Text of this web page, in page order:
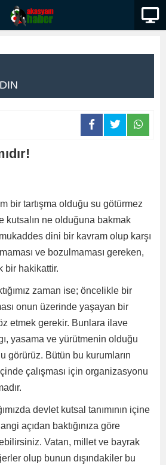
bir tartışma olduğu su götürmez
kutsalın ne olduğuna bakmak
dini bir kavram olup karşı
ve bozulmaması gereken,
bir hakikattir.
zaman ise; öncelikle bir
onun üzerinde yaşayan bir
etmek gerekir. Bunlara ilave
yasama ve yürütmenin olduğu
görürüz. Bütün bu kurumların
çalışması için organizasyonu
devlet kutsal tanımının içine
açıdan baktığınıza göre
Vatan, millet ve bayrak
olup bunun dışındakiler bu